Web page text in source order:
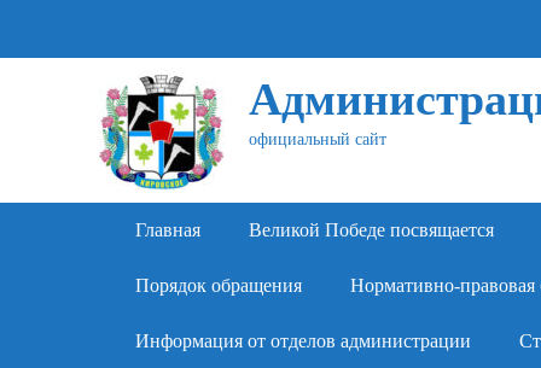
официальный сайт
Primary Menu
Skip
content
Главная Великой Победе посвящается
Порядок обращения Нормативно-правовая
Информация от отделов администрации